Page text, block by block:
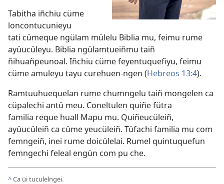
Tabitha iñchiu cüme
loncontucunieyu
tati cümeque ngülam mülelu Biblia mu, feimu rume
ayüucüleyu. Biblia ngülamtueiñmu taiñ
ñihuañpeunoal. Iñchiu cüme feyentuquefiyu, feimu
cüme amuleyu tayu curehuen-ngen (Hebreos 13:⁠4).
Ramtuuhuequelan rume chumngelu taiñ mongelen ca
cüpalechi antü meu. Coneltulen quiñe fütra
familia reque huall Mapu mu. Quiñeucüleiñ,
ayüucüleiñ ca cüme yeucüleiñ. Tüfachi familia mu com
femngeiñ, inei rume doicülelai. Rumel quintuquefun
femngechi feleal engün com pu che.
^Ca üi tuculelngei.